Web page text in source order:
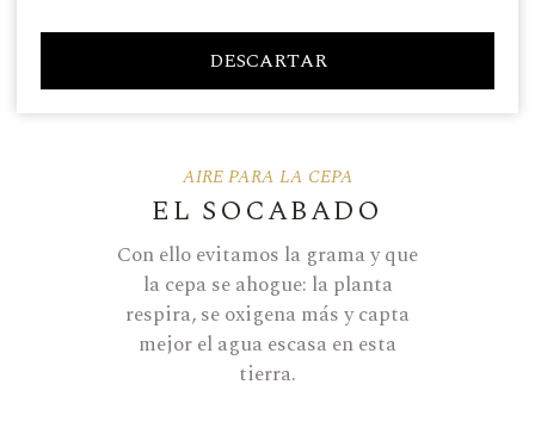
así, no solemos quitar muchas
uvas porque la gran mayoría del
viñedo está en equilibrio.
AIRE PARA LA CEPA
EL SOCABADO
Con ello evitamos la grama y que
la cepa se ahogue: la planta
respira, se oxigena más y capta
mejor el agua escasa en esta
tierra.
DESCARTAR